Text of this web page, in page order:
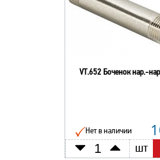
VT.652 Боченок нар.-
Нет в наличии
шт